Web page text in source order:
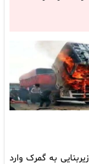
به گمرک وارد